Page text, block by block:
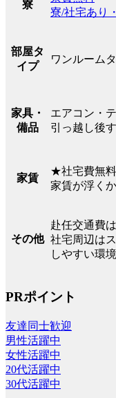
寮
寮/社宅あり
部屋タ
イプ
ワンルーム
家具・
備品
エアコン・
引っ越し後
家賃
★社宅費無料
家賃が浮く
その他
赴任交通費
社宅周辺は
しやすい環境
PRポイント
友達同士歓迎
男性活躍中
女性活躍中
20代活躍中
30代活躍中